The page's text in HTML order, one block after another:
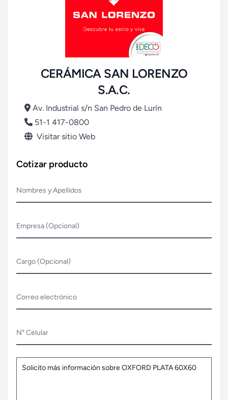
CERÁMICA SAN LORENZO
S.A.C.
Av. Industrial s/n San Pedro de Lurín
51-1 417-0800
Visitar sitio Web
Cotizar producto
Nombres y Apellidos
Empresa (Opcional)
Cargo (Opcional)
Correo electrónico
N° Celular